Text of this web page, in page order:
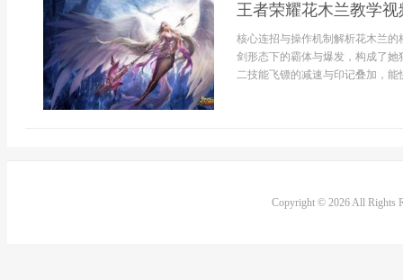
王者荣耀花木兰教学
核心连招与操作机制解析花木兰
剑形态下的霸体与爆发，构成了
二技能飞镖的减速与印记叠加，
Copyright © 2026 All Rights